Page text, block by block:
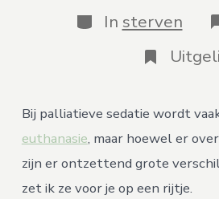
berichtCategorieën
In sterven
Bij palliatieve sedatie wordt
euthanasie, maar hoewel er
zijn er ontzettend grote
zet ik ze voor je op een rijtje.